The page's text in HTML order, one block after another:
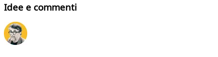
Idee e commenti